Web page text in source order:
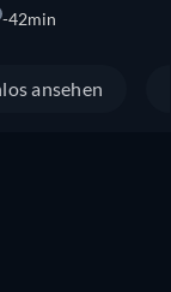
42min
ansehen